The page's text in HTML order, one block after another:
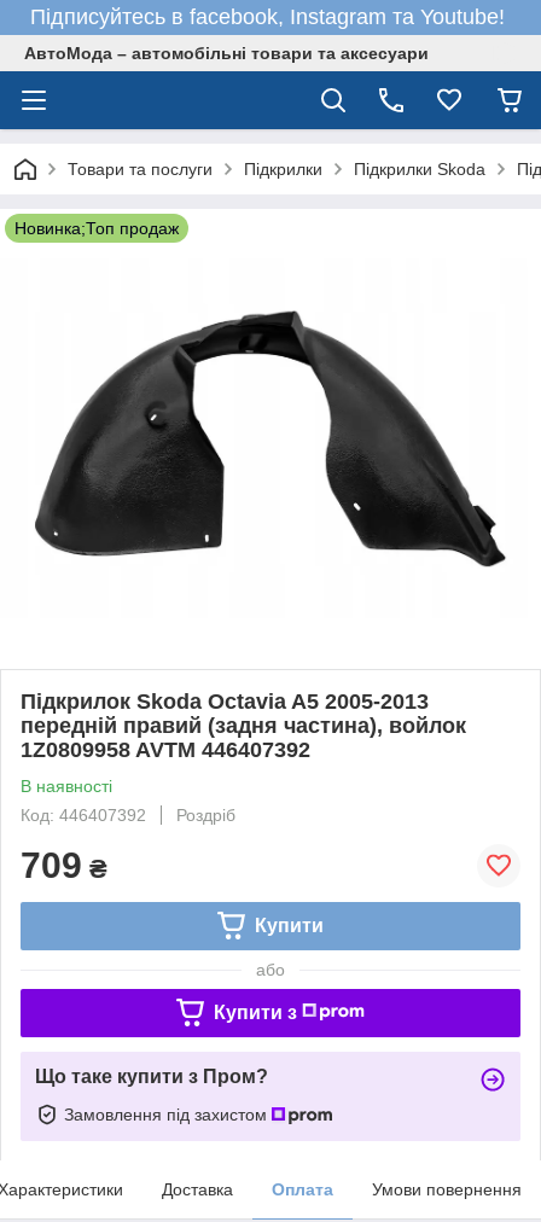
Підписуйтесь в facebook, Instagram та Youtube!
АвтоМода – автомобільні товари та аксесуари
Товари та послуги Підкрилки Підкрилки Skoda
Новинка;Топ продаж
Підкрилок Skoda Octavia A5 2005-2013
передній правий (задня частина), войлок
1Z0809958 AVTM 446407392
В наявності
Код: 446407392
Роздріб
709 ₴
Купити
або
Купити з
Що таке купити з Пром?
Замовлення під захистом
Доставка Оплата Умови повернення